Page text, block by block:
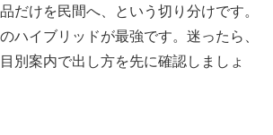
だけを民間へ、という切り分けです。
ハイブリッドが最強です。迷ったら、
別案内で出し方を先に確認しましょ